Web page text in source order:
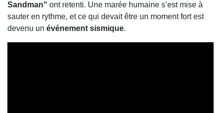
Sandman" ont retenti. Une marée humaine s’est mise à
sauter en rythme, et ce qui devait être un moment fort est
devenu un événement sismique.